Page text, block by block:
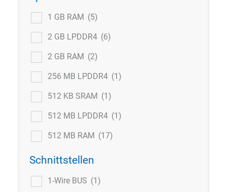
1 GB RAM (5)
2 GB LPDDR4 (6)
2 GB RAM (2)
256 MB LPDDR4 (1)
512 KB SRAM (1)
512 MB LPDDR4 (1)
512 MB RAM (17)
Schnittstellen
1-Wire BUS (1)